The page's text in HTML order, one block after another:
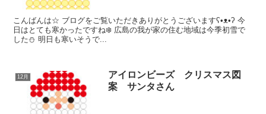
こんばんは☆ ブログをご覧いただきありがとうございますʕ•ᴥ•ʔ 今
日はとても寒かったですね❄️ 広島の我が家の住む地域は今季初雪で
した⛄️ 明日も寒いそうで...
12月
アイロンビーズ クリスマス図
案 サンタさん